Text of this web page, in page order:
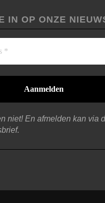
IN OP ONZE
niet! En afmelden kan via